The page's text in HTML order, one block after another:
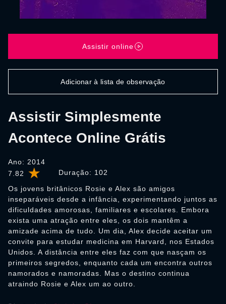
7.82 Duração: 102
Assistir Simplesmente
Acontece Online Grátis
Ano: 2014
Os jovens britânicos Rosie e Alex são amigos
inseparáveis desde a infância, experimentando juntos as
dificuldades amorosas, familiares e escolares. Embora
exista uma atração entre eles, os dois mantêm a
amizade acima de tudo. Um dia, Alex decide aceitar um
convite para estudar medicina em Harvard, nos Estados
Unidos. A distância entre eles faz com que nasçam os
primeiros segredos, enquanto cada um encontra outros
namorados e namoradas. Mas o destino continua
atraindo Rosie e Alex um ao outro.
Assistir online
Adicionar à lista de observação